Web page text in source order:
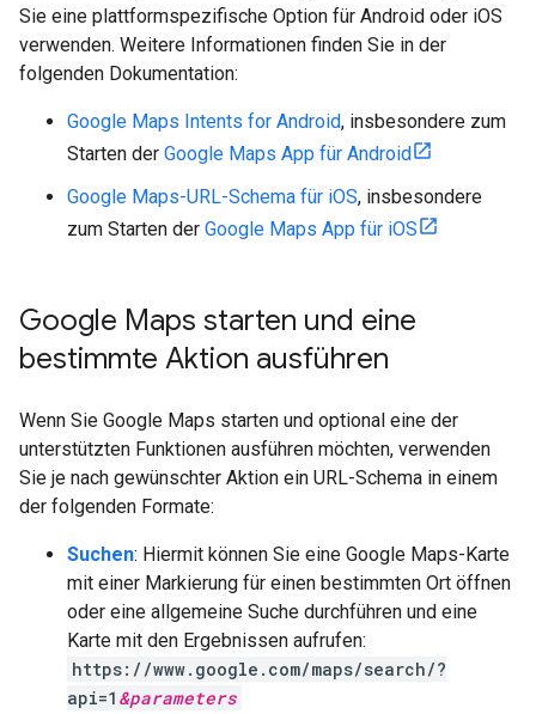
Sie eine plattformspezifische Option für Android oder iOS
verwenden. Weitere Informationen finden Sie in der
folgenden Dokumentation:
Google Maps Intents for Android, insbesondere zum
Starten der Google Maps App für Android
Google Maps-URL-Schema für iOS, insbesondere
zum Starten der Google Maps App für iOS
Google Maps starten und eine
bestimmte Aktion ausführen
Wenn Sie Google Maps starten und optional eine der
unterstützten Funktionen ausführen möchten, verwenden
Sie je nach gewünschter Aktion ein URL-Schema in einem
der folgenden Formate:
Suchen: Hiermit können Sie eine Google Maps-Karte
mit einer Markierung für einen bestimmten Ort öffnen
oder eine allgemeine Suche durchführen und eine
Karte mit den Ergebnissen aufrufen:
https://www.google.com/maps/search/?
api=1 &parameters